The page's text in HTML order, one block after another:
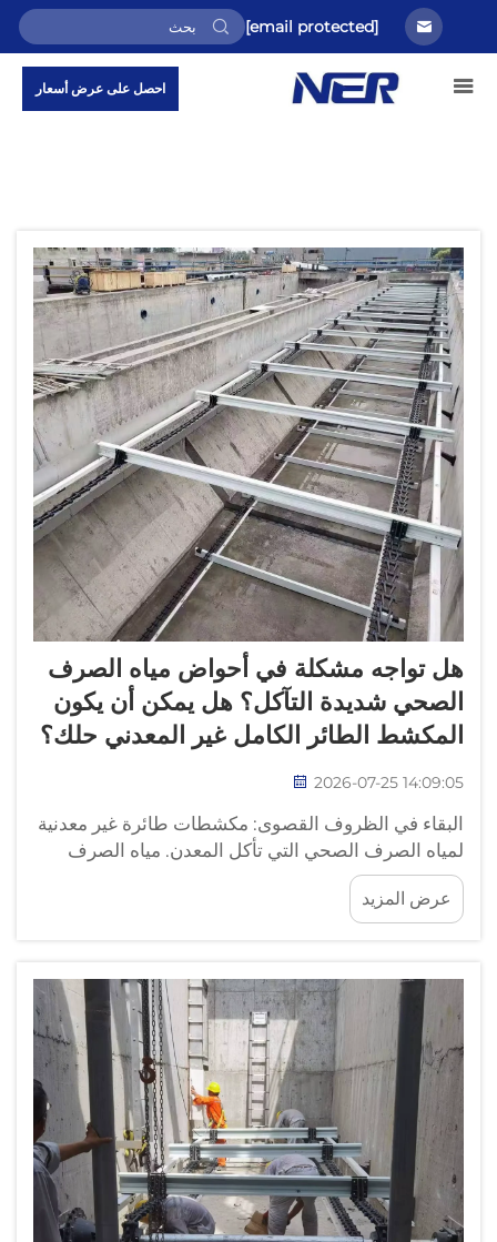
[email protected]
احصل على عرض أسعار
هل تواجه مشكلة في أحواض مياه الصرف
الصحي شديدة التآكل؟ هل يمكن أن يكون
المكشط الطائر الكامل غير المعدني حلك؟
2026-07-25 14:09:05
البقاء في الظروف القصوى: مكشطات طائرة غير معدنية
لمياه الصرف الصحي التي تأكل المعدن. مياه الصرف
عرض المزيد